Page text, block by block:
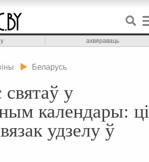
ахвяраваць
Беларусь
у
календары: ці
удзелу ў